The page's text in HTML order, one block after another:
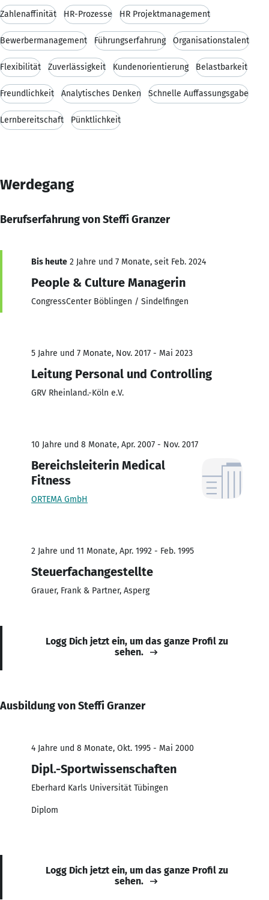
Zahlenaffinität HR-Prozesse HR Projektmanagement
Bewerbermanagement Führungserfahrung Organisationstalent
Flexibilität Zuverlässigkeit Kundenorientierung Belastbarkeit
Freundlichkeit Analytisches Denken Schnelle Auffassungsgabe
Lernbereitschaft Pünktlichkeit
Werdegang
Berufserfahrung von Steffi Granzer
Bis heute 2 Jahre und 7 Monate, seit Feb. 2024
People & Culture Managerin
CongressCenter Böblingen / Sindelfingen
5 Jahre und 7 Monate, Nov. 2017 - Mai 2023
Leitung Personal und Controlling
GRV Rheinland.-Köln e.V.
10 Jahre und 8 Monate, Apr. 2007 - Nov. 2017
Bereichsleiterin Medical
Fitness
ORTEMA GmbH
2 Jahre und 11 Monate, Apr. 1992 - Feb. 1995
Steuerfachangestellte
Grauer, Frank & Partner, Asperg
Logg Dich jetzt ein, um das ganze Profil zu
sehen.
Ausbildung von Steffi Granzer
4 Jahre und 8 Monate, Okt. 1995 - Mai 2000
Dipl.-Sportwissenschaften
Eberhard Karls Universität Tübingen
Diplom
Logg Dich jetzt ein, um das ganze Profil zu
sehen.